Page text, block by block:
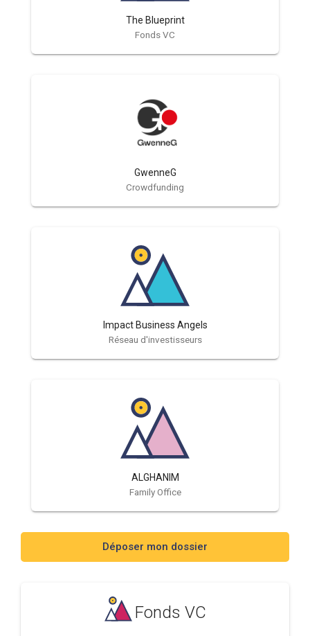
The Blueprint
Fonds VC
GwenneG
Crowdfunding
Impact Business Angels
Réseau d'investisseurs
ALGHANIM
Family Office
Déposer mon dossier
Fonds VC